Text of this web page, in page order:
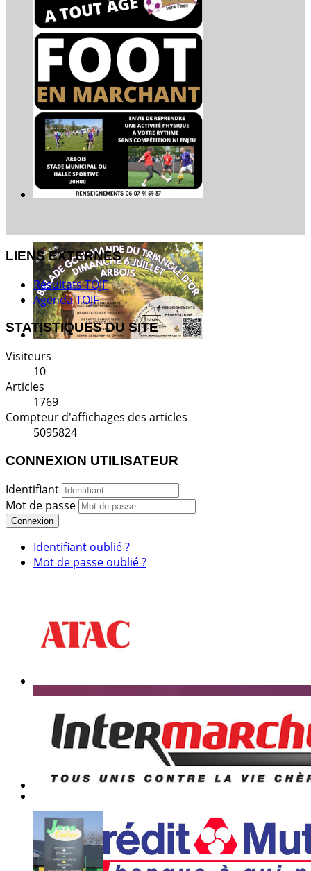
LIENS EXTERNES
Résultats TOJF
Agenda TOJF
STATISTIQUES DU SITE
Visiteurs
10
Articles
1769
Compteur d'affichages des articles
5095824
CONNEXION UTILISATEUR
Identifiant
Mot de passe
Connexion
Identifiant oublié ?
Mot de passe oublié ?